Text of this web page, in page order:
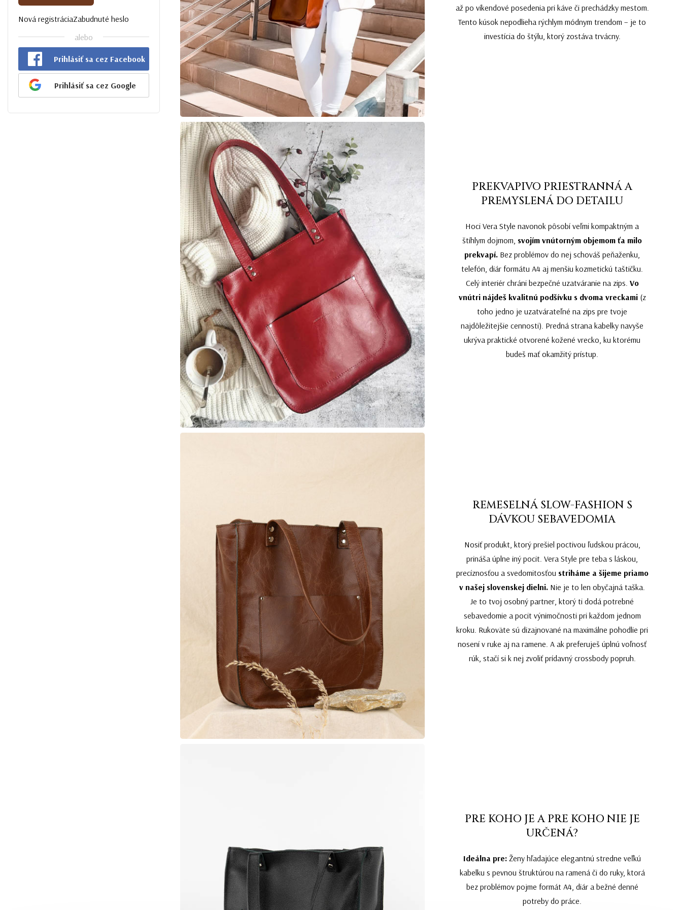
Nová registráciaZabudnuté heslo
alebo
Prihlásiť sa cez Facebook
Prihlásiť sa cez Google
až po víkendové posedenia pri káve či prechádzky mestom.
Tento kúsok nepodlieha rýchlym módnym trendom – je to
investícia do štýlu, ktorý zostáva trvácny.
PREKVAPIVO PRIESTRANNÁ A
PREMYSLENÁ DO DETAILU
Hoci Vera Style navonok pôsobí veľmi kompaktným a
štíhlym dojmom, svojím vnútorným objemom ťa milo
prekvapí. Bez problémov do nej schováš peňaženku,
telefón, diár formátu A4 aj menšiu kozmetickú taštičku.
Celý interiér chráni bezpečné uzatváranie na zips. Vo
vnútri nájdeš kvalitnú podšívku s dvoma vreckami(z
toho jedno je uzatvárateľné na zips pre tvoje
najdôležitejšie cennosti). Predná strana kabelky navyše
ukrýva praktické otvorené kožené vrecko, ku ktorému
budeš mať okamžitý prístup.
REMESELNÁ SLOW-FASHION S
DÁVKOU SEBAVEDOMIA
Nosiť produkt, ktorý prešiel poctivou ľudskou prácou,
prináša úplne iný pocit. Vera Style pre teba s láskou,
precíznosťou a svedomitosťou striháme a šijeme priamo
v našej slovenskej dielni. Nie je to len obyčajná taška.
Je to tvoj osobný partner, ktorý ti dodá potrebné
sebavedomie a pocit výnimočnosti pri každom jednom
kroku. Rukoväte sú dizajnované na maximálne pohodlie pri
nosení v ruke aj na ramene. A ak preferuješ úplnú voľnosť
rúk, stačí si k nej zvoliť prídavný crossbody popruh.
PRE KOHO JE A PRE KOHO NIE JE
URČENÁ?
Ideálna pre: Ženy hľadajúce elegantnú stredne veľkú
kabelku s pevnou štruktúrou na ramená či do ruky, ktorá
bez problémov pojme formát A4, diár a bežné denné
potreby do práce.